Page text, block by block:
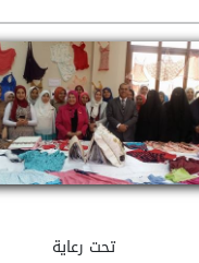
تحت رعاية